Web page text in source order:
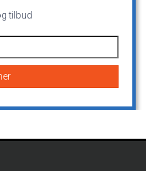
tilbud